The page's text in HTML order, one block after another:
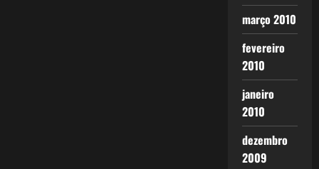
março 2010
fevereiro
2010
janeiro
2010
dezembro
2009